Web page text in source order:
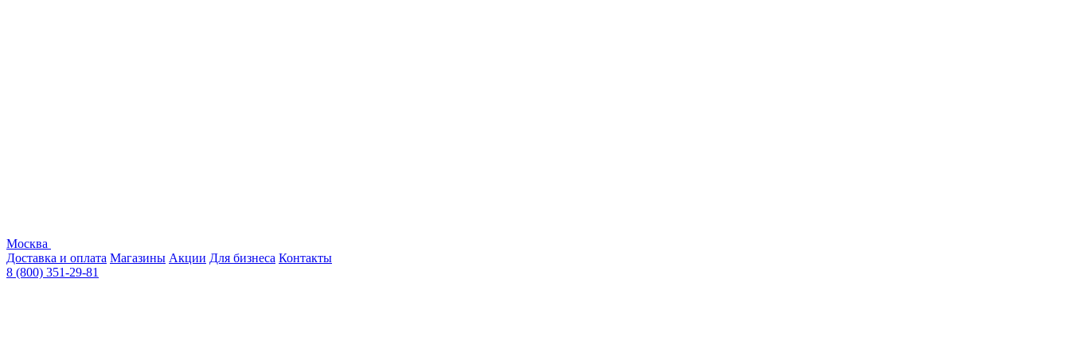
Москва
Доставка и оплата Магазины Акции Для бизнеса Контакты
8 (800) 351-29-81